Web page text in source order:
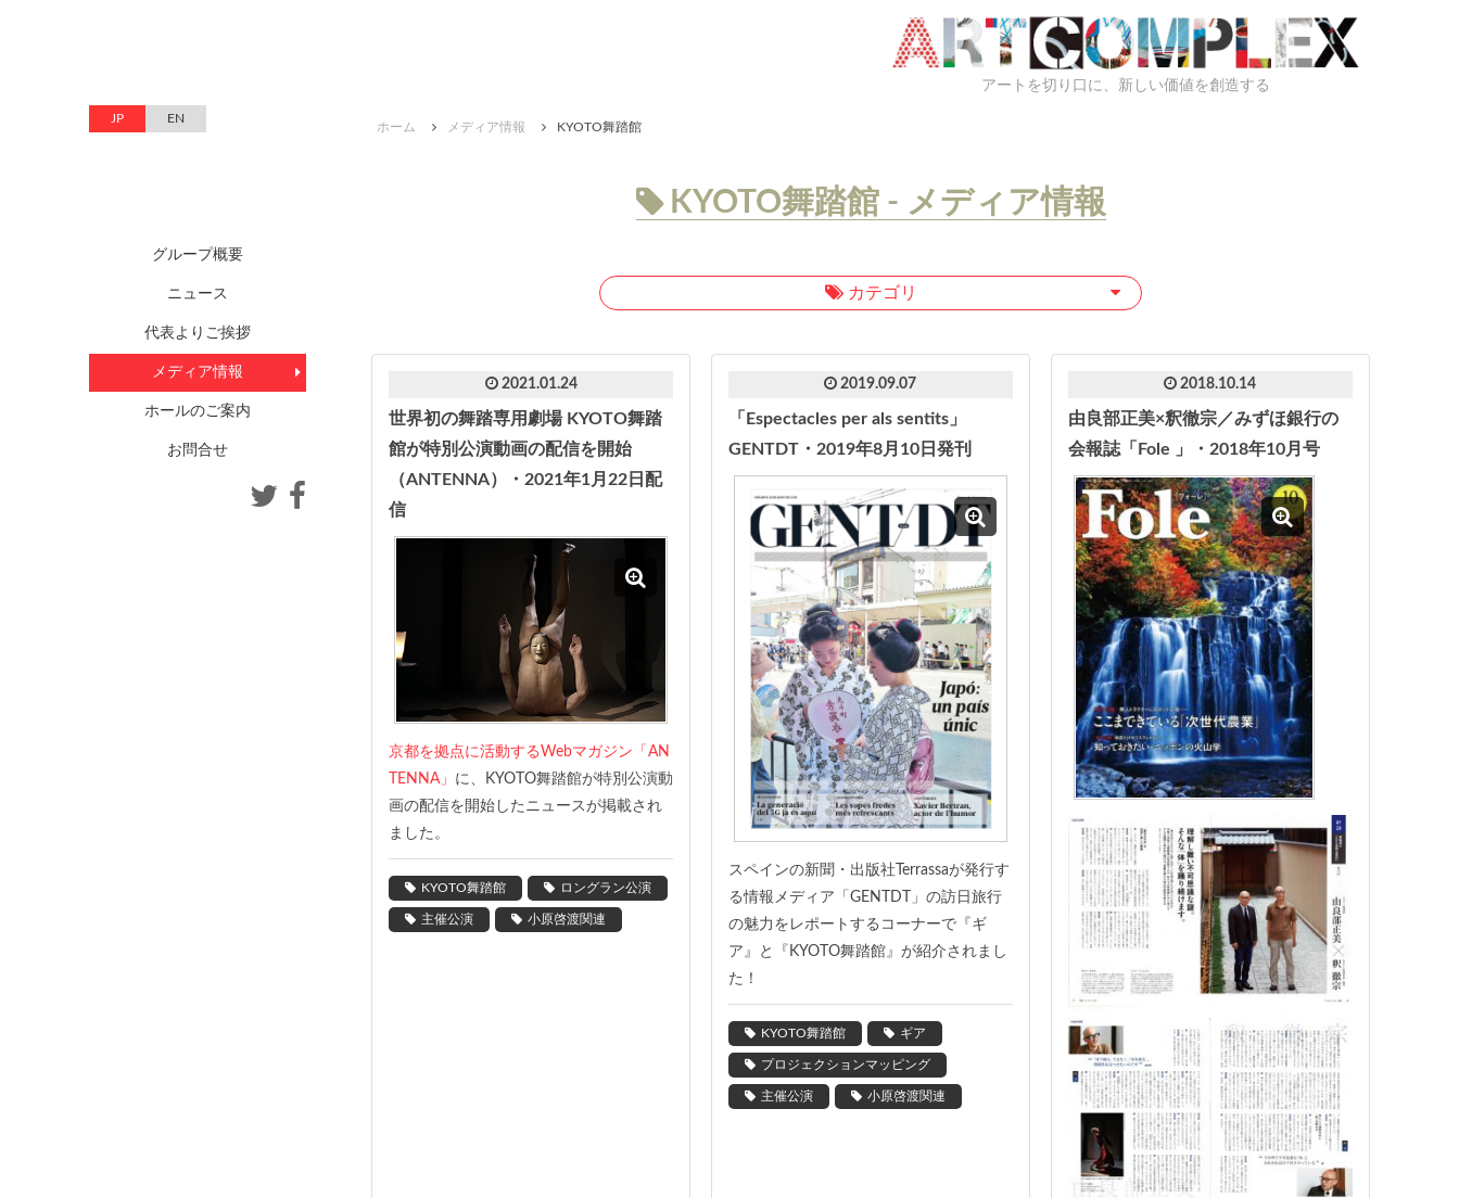
アートを切り口に、新しい価値を創造する
ホーム メディア情報 KYOTO舞踏館
KYOTO舞踏館 - メディア情報
カテゴリ
2021.01.24
世界初の舞踏専用劇場 KYOTO舞踏
館が特別公演動画の配信を開始
（ANTENNA）・2021年1月22日配
信
京都を拠点に活動するWebマガジン「AN
TENNA」 に、KYOTO舞踏館が特別公演動
画の配信を開始したニュースが掲載され
ました。
KYOTO舞踏館 ロングラン公演
主催公演 小原啓渡関連
2019.09.07
「Espectacles per als sentits」
GENTDT・2019年8月10日発刊
スペインの新聞・出版社 Terrassaが発行す
る情報メディア「 GENTDT
」の訪日旅行
の魅力をレポートするコーナーで『ギ
ア』と『 KYOTO舞踏館』が紹介されまし
た！
KYOTO舞踏館 ギア
プロジェクションマッピング
主催公演 小原啓渡関連
2018.10.14
由良部正美×釈徹宗／みずほ銀行の
会報誌「Fole 」・2018年10月号
JP EN
グループ概要
ニュース
代表よりご挨拶
メディア情報
ホールのご案内
お問合せ